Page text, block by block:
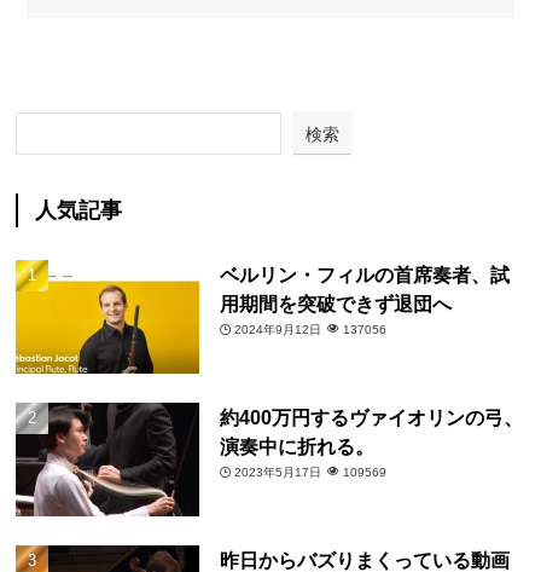
検索
人気記事
ベルリン・フィルの首席奏者、試
用期間を突破できず退団へ
2024年9月12日 137056
約400万円するヴァイオリンの弓、
演奏中に折れる。
2023年5月17日 109569
昨日からバズりまくっている動画